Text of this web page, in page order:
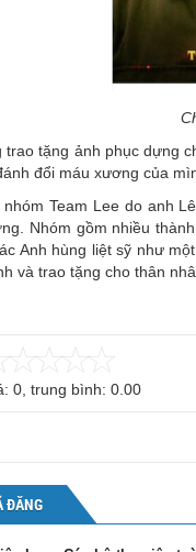
trao tặng ảnh phục dựng
đổi máu xương của
Team Lee do anh
Nhóm gồm nhiều
Anh hùng liệt sỹ như
và trao tặng cho thân
0 , trung bình: 0.00
ĐĂNG